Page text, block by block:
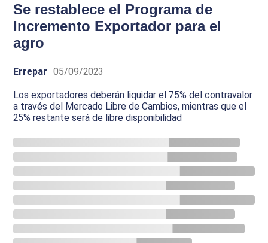
Se restablece el Programa de
Incremento Exportador para el
agro
Errepar 05/09/2023
Los exportadores deberán liquidar el 75% del contravalor
a través del Mercado Libre de Cambios, mientras que el
25% restante será de libre disponibilidad